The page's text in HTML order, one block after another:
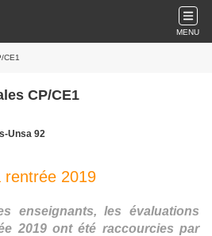
MENU
CE1
CP/CE1
Unsa 92
rentrée 2019
enseignants, les évaluations
2019 ont été raccourcies par